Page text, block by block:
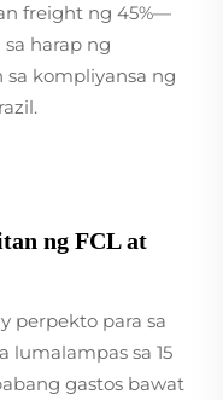
freight ng 45%—
harap ng
kompliyansa ng
ng FCL at
perpekto para sa
lumalampas sa 15
gastos bawat